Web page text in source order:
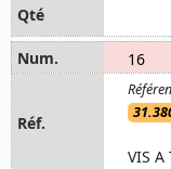
16
VIS A